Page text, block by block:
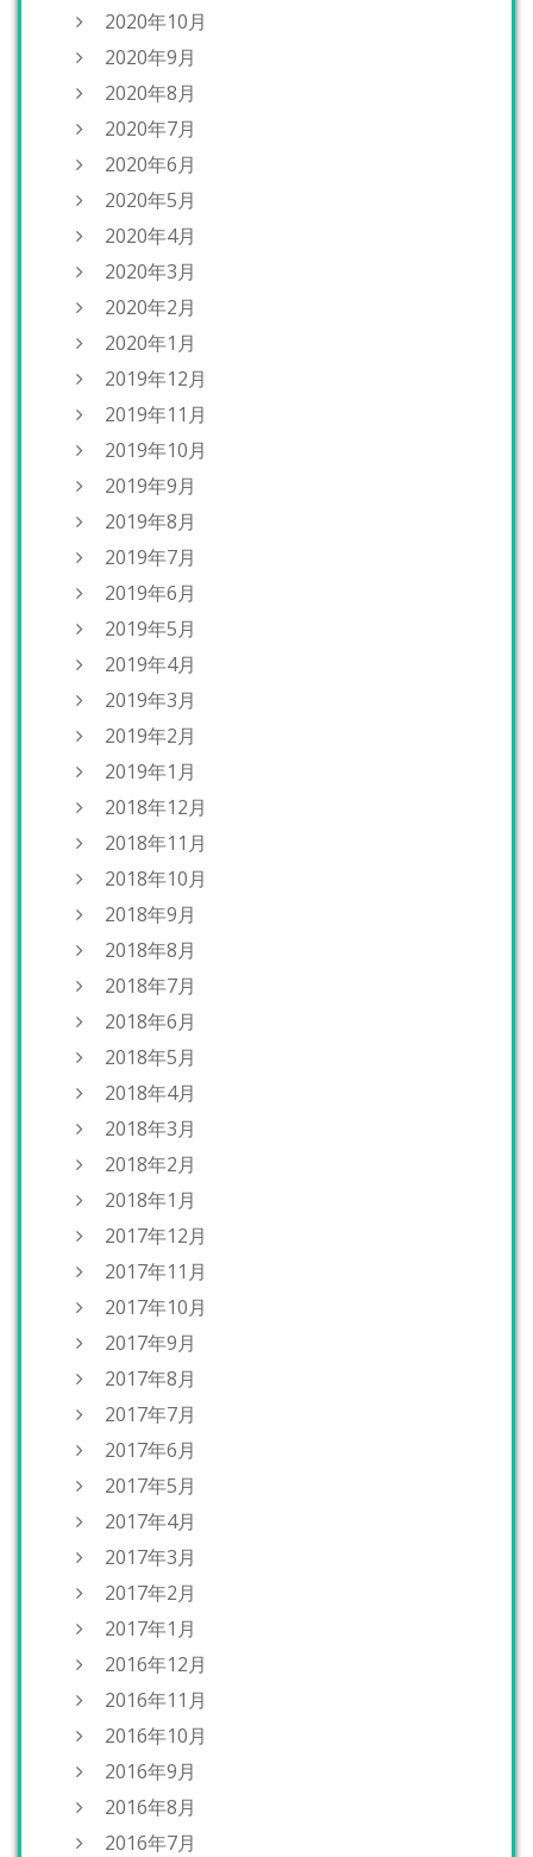
2020年10月
2020年9月
2020年8月
2020年7月
2020年6月
2020年5月
2020年4月
2020年3月
2020年2月
2020年1月
2019年12月
2019年11月
2019年10月
2019年9月
2019年8月
2019年7月
2019年6月
2019年5月
2019年4月
2019年3月
2019年2月
2019年1月
2018年12月
2018年11月
2018年10月
2018年9月
2018年8月
2018年7月
2018年6月
2018年5月
2018年4月
2018年3月
2018年2月
2018年1月
2017年12月
2017年11月
2017年10月
2017年9月
2017年8月
2017年7月
2017年6月
2017年5月
2017年4月
2017年3月
2017年2月
2017年1月
2016年12月
2016年11月
2016年10月
2016年9月
2016年8月
2016年7月